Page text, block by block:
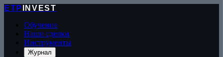
ETP
INVEST
Обучение
Наши сделки
Инструменты
Журнал